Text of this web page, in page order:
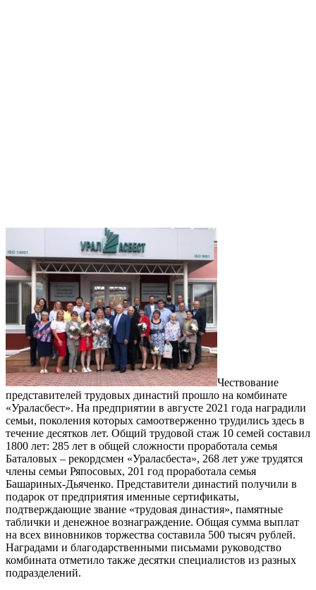
Чествование
представителей трудовых династий прошло на комбинате
«Ураласбест». На предприятии в августе 2021 года наградили
семьи, поколения которых самоотверженно трудились здесь в
течение десятков лет. Общий трудовой стаж 10 семей составил
1800 лет: 285 лет в общей сложности проработала семья
Баталовых – рекордсмен «Ураласбеста», 268 лет уже трудятся
члены семьи Ряпосовых, 201 год проработала семья
Башариных-Дьяченко. Представители династий получили в
подарок от предприятия именные сертификаты,
подтверждающие звание «трудовая династия», памятные
таблички и денежное вознаграждение. Общая сумма выплат
на всех виновников торжества составила 500 тысяч рублей.
Наградами и благодарственными письмами руководство
комбината отметило также десятки специалистов из разных
подразделений.